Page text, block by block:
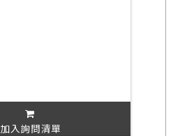
加入詢問清單